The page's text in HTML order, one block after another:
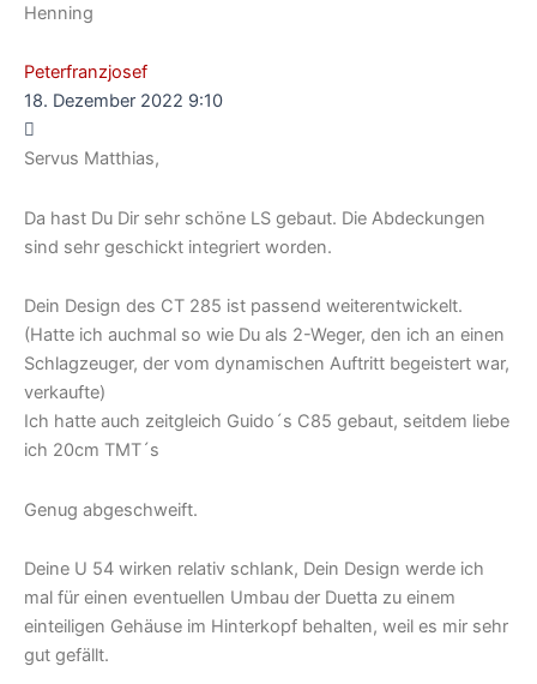
Henning
Peterfranzjosef
18. Dezember 2022 9:10
Servus Matthias,
Da hast Du Dir sehr schöne LS gebaut. Die Abdeckungen
sind sehr geschickt integriert worden.
Dein Design des CT 285 ist passend weiterentwickelt.
(Hatte ich auchmal so wie Du als 2-Weger, den ich an einen
Schlagzeuger, der vom dynamischen Auftritt begeistert war,
verkaufte)
Ich hatte auch zeitgleich Guido´s C85 gebaut, seitdem liebe
ich 20cm TMT´s
Genug abgeschweift.
Deine U 54 wirken relativ schlank, Dein Design werde ich
mal für einen eventuellen Umbau der Duetta zu einem
einteiligen Gehäuse im Hinterkopf behalten, weil es mir sehr
gut gefällt.